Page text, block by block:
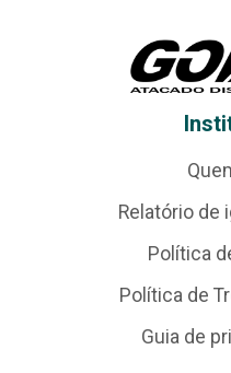
Relatório de
Política
Política de
Guia de